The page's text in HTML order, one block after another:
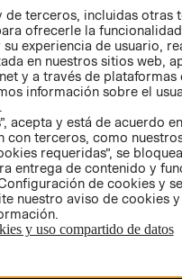
LIBRO DE
terceros, incluidas otras
ofrecerle la
experiencia de usuario,
en nuestros sitios web,
y a través de plataformas
información sobre el
acepta y está de acuerdo
con terceros, como
requeridas”, se
entrega de contenido y
de cookies y
nuestro aviso de cookies
y uso compartido de datos